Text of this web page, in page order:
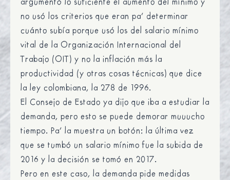
argumentó lo suficiente el aumento del mínimo y
no usó los criterios que eran pa’ determinar
cuánto subía porque usó los del salario mínimo
vital de la Organización Internacional del
Trabajo (OIT) y no la inflación más la
productividad (y otras cosas técnicas) que dice
la ley colombiana, la 278 de 1996.
El Consejo de Estado ya dijo que iba a estudiar la
demanda, pero esto se puede demorar muuucho
tiempo. Pa’ la muestra un botón: la última vez
que se tumbó un salario mínimo fue la subida de
2016 y la decisión se tomó en 2017.
Pero en este caso, la demanda pide medidas